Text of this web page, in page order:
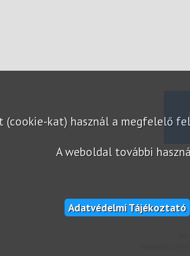
(cookie-kat) használ a megfelelő
A weboldal további
Adatvédelmi Tájékoztató